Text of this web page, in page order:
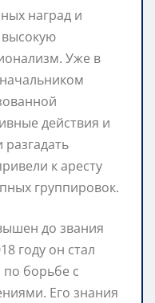
наград и
Уже в
действия и
к аресту
группировок.
до звания
году он стал
борьбе с
Его знания